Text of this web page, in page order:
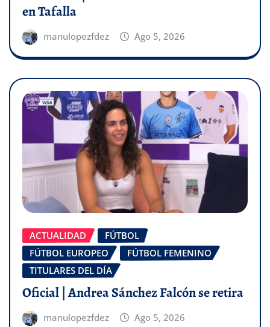
en Tafalla
manulopezfdez Ago 5, 2026
ACTUALIDAD
FÚTBOL
FÚTBOL EUROPEO
FÚTBOL FEMENINO
TITULARES DEL DÍA
Oficial | Andrea Sánchez Falcón se retira
manulopezfdez Ago 5, 2026